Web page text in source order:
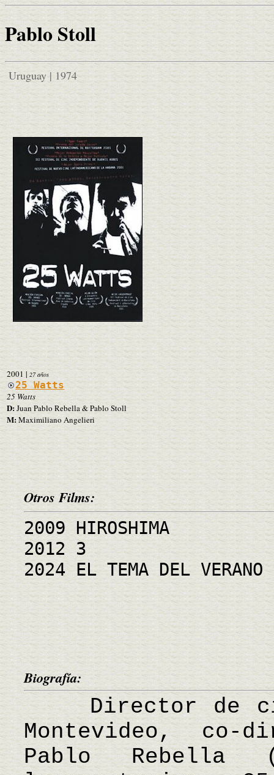
Pablo Stoll
Uruguay | 1974
2001 | 27 años
25 Watts
25 Watts
D:Juan Pablo Rebella & Pablo Stoll
M:Maximiliano Angelieri
Otros Films:
2009 HIROSHIMA
2012 3
2024 EL TEMA DEL VERANO
Biografía:
Director de
Montevideo,
Pablo Rebella